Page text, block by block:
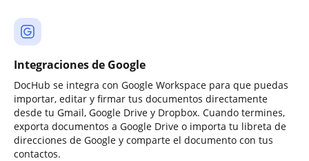
Integraciones de Google
DocHub se integra con Google Workspace para que puedas
importar, editar y firmar tus documentos directamente
desde tu Gmail, Google Drive y Dropbox. Cuando termines,
exporta documentos a Google Drive o importa tu libreta de
direcciones de Google y comparte el documento con tus
contactos.